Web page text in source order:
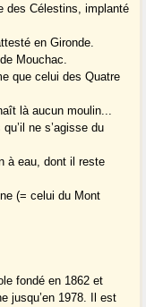
des Célestins, implanté
en Gironde.
Mouchac.
que celui des Quatre
là aucun moulin...
ne s’agisse du
à eau, dont il reste
(= celui du Mont
fondé en 1862 et
jusqu’en 1978. Il est